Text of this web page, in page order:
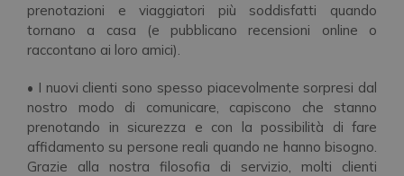
prenotazioni e viaggiatori più soddisfatti quando
tornano a casa (e pubblicano recensioni online o
raccontano ai loro amici).
• I nuovi clienti sono spesso piacevolmente sorpresi dal
nostro modo di comunicare, capiscono che stanno
prenotando in sicurezza e con la possibilità di fare
affidamento su persone reali quando ne hanno bisogno.
Grazie alla nostra filosofia di servizio, molti clienti